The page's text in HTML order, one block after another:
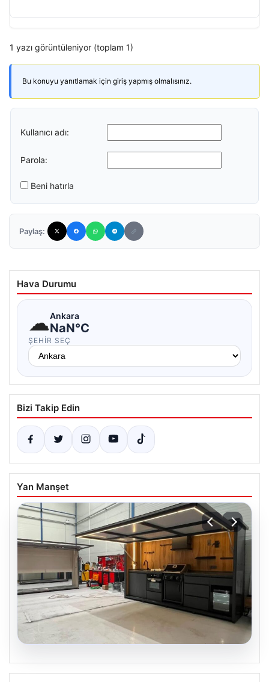
1 yazı görüntüleniyor (toplam 1)
Bu konuyu yanıtlamak için giriş yapmış olmalısınız.
Kullanıcı adı:
Parola:
Beni hatırla
Paylaş:
Hava Durumu
☁Ankara
NaN°C
ŞEHIR SEÇ
Bizi Takip Edin
Yan Manşet
Dış Mekan Yaşam alanlarında Konfor ve